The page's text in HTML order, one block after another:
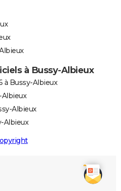
à Bussy-Albieux
à Bussy-Albieux
Albieux
Albieux
Albieux